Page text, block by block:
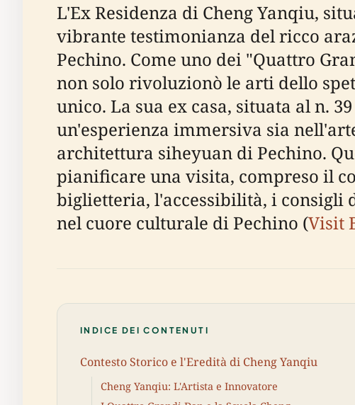
L'Ex Residenza di Cheng Yanqiu,
vibrante testimonianza del ricco
Pechino. Come uno dei "Quattro
non solo rivoluzionò le arti dello
unico. La sua ex casa, situata al n.
un'esperienza immersiva sia
architettura siheyuan di Pechino.
pianificare una visita, compreso il
biglietteria, l'accessibilità, i consigli
nel cuore culturale di Pechino (Visit
INDICE DEI CONTENUTI
Contesto Storico e l'Eredità di Cheng Yanqiu
Cheng Yanqiu: L'Artista e Innovatore